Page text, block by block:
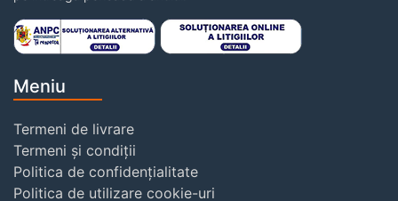
Meniu
Termeni de livrare
Termeni și condiții
Politica de confidențialitate
Politica de utilizare cookie-uri